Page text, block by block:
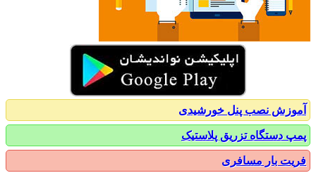
نصب پنل خورشیدی
دستگاه تزریق پلاستیک
بار مسافری